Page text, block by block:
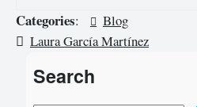
Categories:
Blog
Laura García Martínez
Search